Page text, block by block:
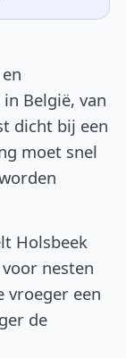
België, van
dicht bij een
moet snel
Holsbeek
nesten
vroeger een
de